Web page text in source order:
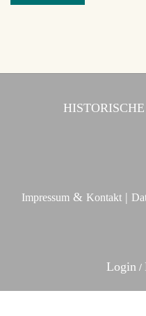
Impressum & Kontakt|
Login/